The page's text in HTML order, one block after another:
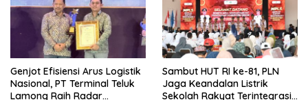
Genjot Efisiensi Arus Logistik
Nasional, PT Terminal Teluk
Lamong Raih Radar
Sambut HUT RI ke-81, PLN
Jaga Keandalan Listrik
Sekolah Rakyat Terintegrasi 1